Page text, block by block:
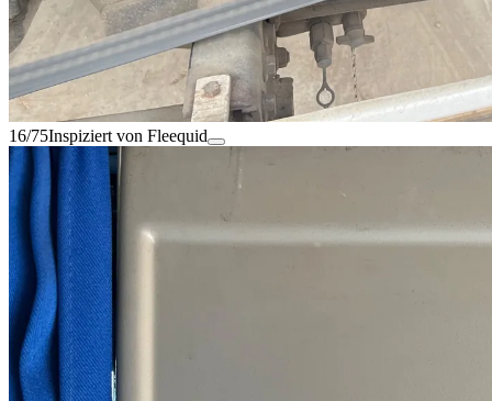
16/75Inspiziert von Fleequid